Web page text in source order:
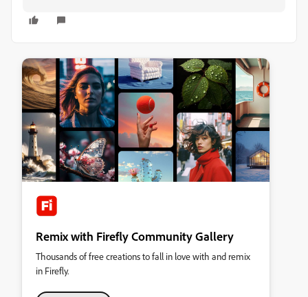
Remix with Firefly Community Gallery
Thousands of free creations to fall in love with and remix
in Firefly.